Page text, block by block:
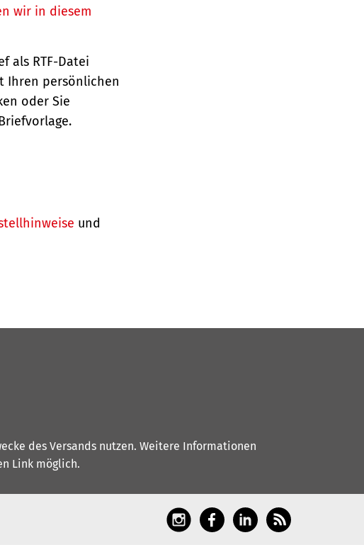
wir in diesem
als RTF-Datei
Ihren persönlichen
oder Sie
und
des Versands nutzen. Weitere Informationen
Link möglich.